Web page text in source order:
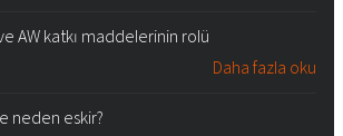
AW katkı maddelerinin rolü
Daha fazla oku
neden eskir?